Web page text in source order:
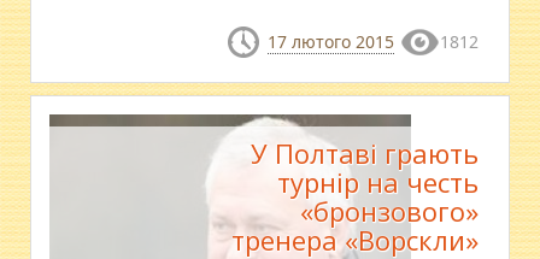
17 лютого 2015 1812
У Полтаві грають
турнір на честь
«бронзового»
тренера «Ворскли»